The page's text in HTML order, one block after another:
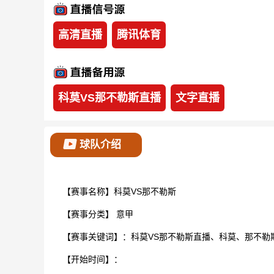
高清直播 腾讯体育
科莫VS那不勒斯直播 文字直播
球队介绍
【赛事名称】科莫VS那不勒斯
【赛事分类】 意甲
【赛事关键词】：科莫VS那不勒斯直播、科莫、那不勒
【开始时间】：